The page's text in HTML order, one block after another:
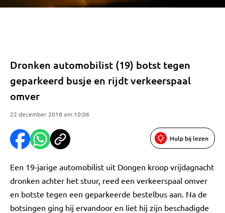
Dronken automobilist (19) botst tegen
geparkeerd busje en rijdt verkeerspaal
omver
22 december 2018 om 10:06
Hulp bij lezen
Een 19-jarige automobilist uit Dongen kroop vrijdagnacht
dronken achter het stuur, reed een verkeerspaal omver
en botste tegen een geparkeerde bestelbus aan. Na de
botsingen ging hij ervandoor en liet hij zijn beschadigde